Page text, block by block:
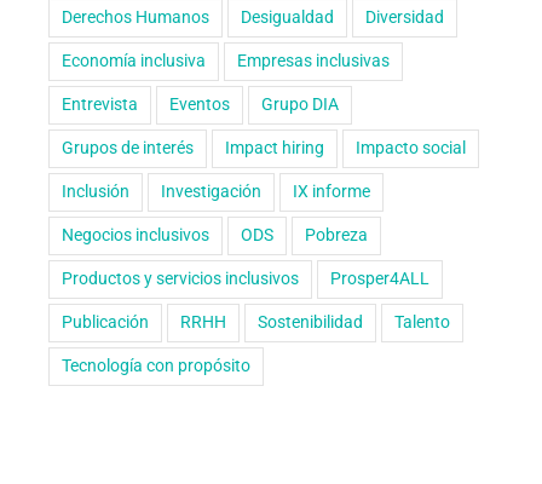
Derechos Humanos Desigualdad Diversidad
Economía inclusiva Empresas inclusivas
Entrevista Eventos Grupo DIA
Grupos de interés Impact hiring Impacto social
Inclusión Investigación IX informe
Negocios inclusivos ODS Pobreza
Productos y servicios inclusivos Prosper4ALL
Publicación RRHH Sostenibilidad Talento
Tecnología con propósito